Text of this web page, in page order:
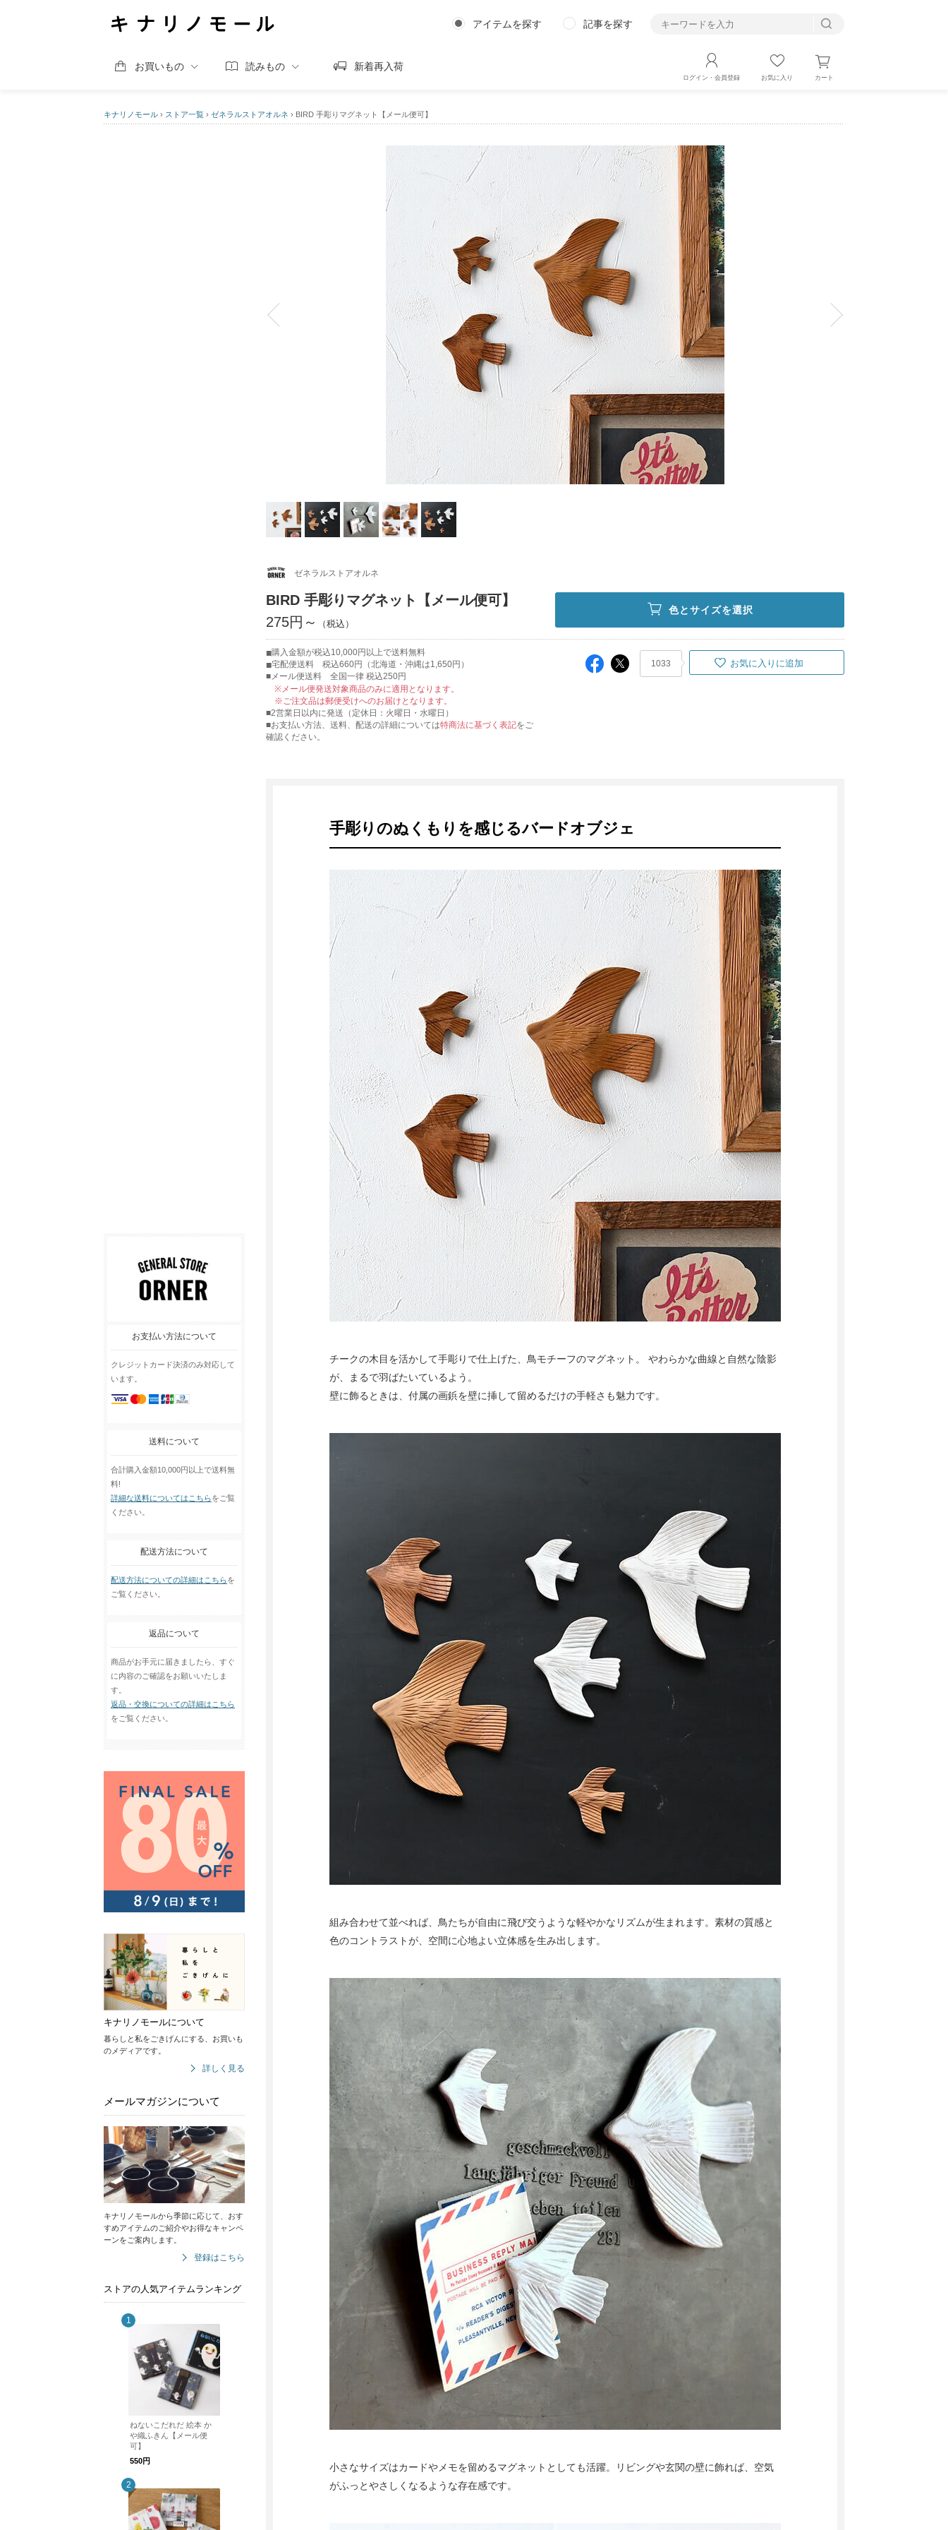
アイテムを探す 記事を探す
お買いもの 読みもの 新着再入荷
ログイン・会員登録 お気に入り カート
キナリノモール › ストア一覧 › ゼネラルストアオルネ › BIRD 手彫りマグネット【メール便可】
お支払い方法について
クレジットカード決済のみ対応して
います。
送料について
合計購入金額10,000円以上で送料無
料!
詳細な送料についてはこちらをご覧
ください。
配送方法について
配送方法についての詳細はこちらを
ご覧ください。
返品について
商品がお手元に届きましたら、すぐ
に内容のご確認をお願いいたしま
す。
返品・交換についての詳細はこちら
をご覧ください。
キナリノモールについて
暮らしと私をごきげんにする、お買いも
のメディアです。
詳しく見る
メールマガジンについて
キナリノモールから季節に応じて、おす
すめアイテムのご紹介やお得なキャンペ
ーンをご案内します。
登録はこちら
ストアの人気アイテムランキング
ねないこだれだ 絵本 か
や織ふきん【メール便
可】
550円
ゼネラルストアオルネ
BIRD 手彫りマグネット【メール便可】
275円～
色とサイズを選択
購入金額が税込10,000円以上で送料無料
宅配便送料 税込660円（北海道・沖縄は1,650円）
■メール便送料 全国一律 税込250円
※メール便発送対象商品のみに適用となります。
※ご注文品は郵便受けへのお届けとなります。
■2営業日以内に発送（定休日：火曜日・水曜日）
■お支払い方法、送料、配送の詳細については特商法に基づく表記をご
確認ください。
1033 お気に入りに追加
手彫りのぬくもりを感じるバードオブジェ
チークの木目を活かして手彫りで仕上げた、鳥モチーフのマグネット。 やわらかな曲線と自然な陰影
が、まるで羽ばたいているよう。
壁に飾るときは、付属の画鋲を壁に挿して留めるだけの手軽さも魅力です。
組み合わせて並べれば、鳥たちが自由に飛び交うような軽やかなリズムが生まれます。素材の質感と
色のコントラストが、空間に心地よい立体感を生み出します。
小さなサイズはカードやメモを留めるマグネットとしても活躍。リビングや玄関の壁に飾れば、空気
がふっとやさしくなるような存在感です。